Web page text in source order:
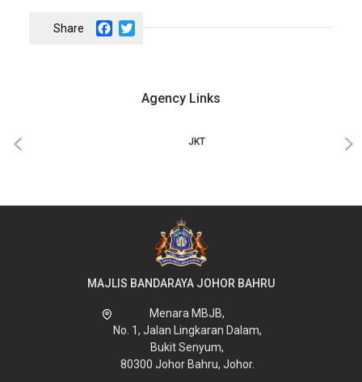
Facebook
Agency Links
‹ ›
MAJLIS BANDARAYA JOHOR BAHRU
Menara MBJB,
No. 1, Jalan Lingkaran Dalam,
Bukit Senyum,
80300 Johor Bahru, Johor.